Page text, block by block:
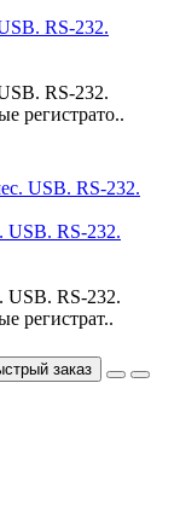
RS-232.
RS-232.
регистрато..
RS-232.
RS-232.
регистрат..
заказ